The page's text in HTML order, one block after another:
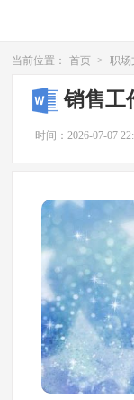
当前位置： 首页 > 职场
销售工
时间：2026-07-07